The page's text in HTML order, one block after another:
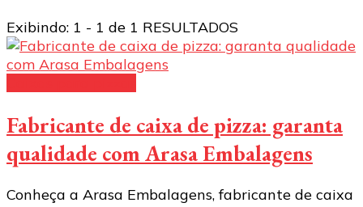
Exibindo: 1 - 1 de 1 RESULTADOS
Fabricante de caixa de pizza: garanta
qualidade com Arasa Embalagens
Conheça a Arasa Embalagens, fabricante de caixa